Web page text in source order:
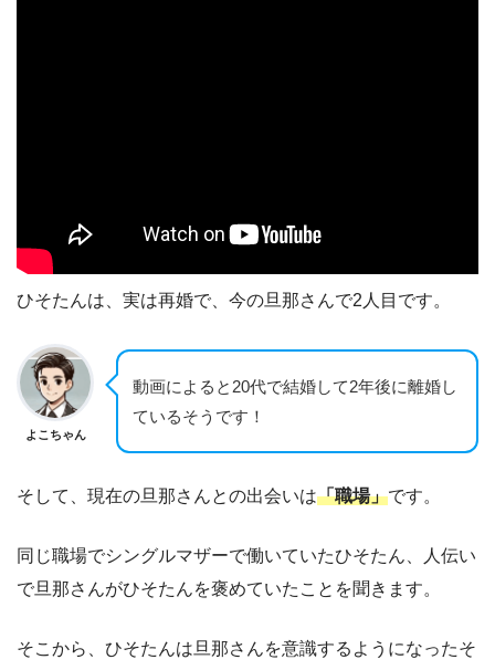
ひそたんは、実は再婚で、今の旦那さんで2人目です。
よこちゃん
動画によると20代で結婚して2年後に離婚し
ているそうです！
そして、現在の旦那さんとの出会いは「職場」です。
同じ職場でシングルマザーで働いていたひそたん、人伝い
で旦那さんがひそたんを褒めていたことを聞きます。
そこから、ひそたんは旦那さんを意識するようになったそ